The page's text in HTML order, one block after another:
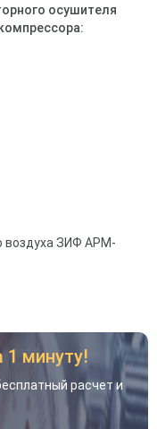
осушителя
:
воздуха ЗИФ АРМ-
1 минуту!
расчет и